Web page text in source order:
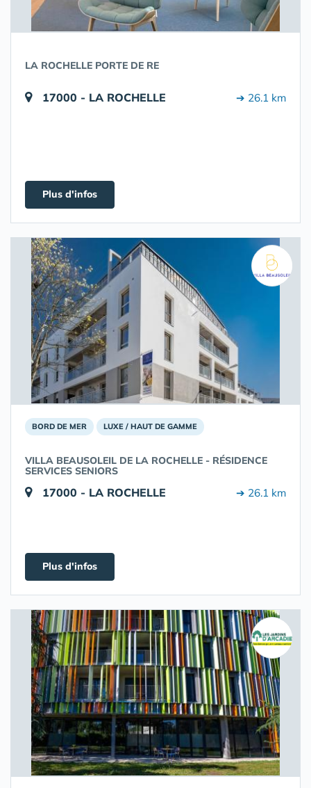
LA ROCHELLE PORTE DE RE
17000 - LA ROCHELLE ➔ 26.1 km
Plus d'infos
BORD DE MER LUXE / HAUT DE GAMME
VILLA BEAUSOLEIL DE LA ROCHELLE - RÉSIDENCE
SERVICES SENIORS
17000 - LA ROCHELLE ➔ 26.1 km
Plus d'infos